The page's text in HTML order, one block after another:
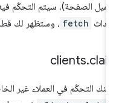
الصفحة)، سيتم التحكّم
fetch ، وستظهر لك قطة
clients.
التحكّم في العملاء غير